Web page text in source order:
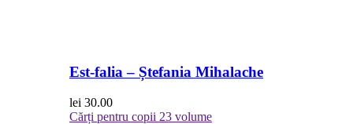
Est-falia – Ștefania Mihalache
lei 30.00
Cărți pentru copii 23 volume